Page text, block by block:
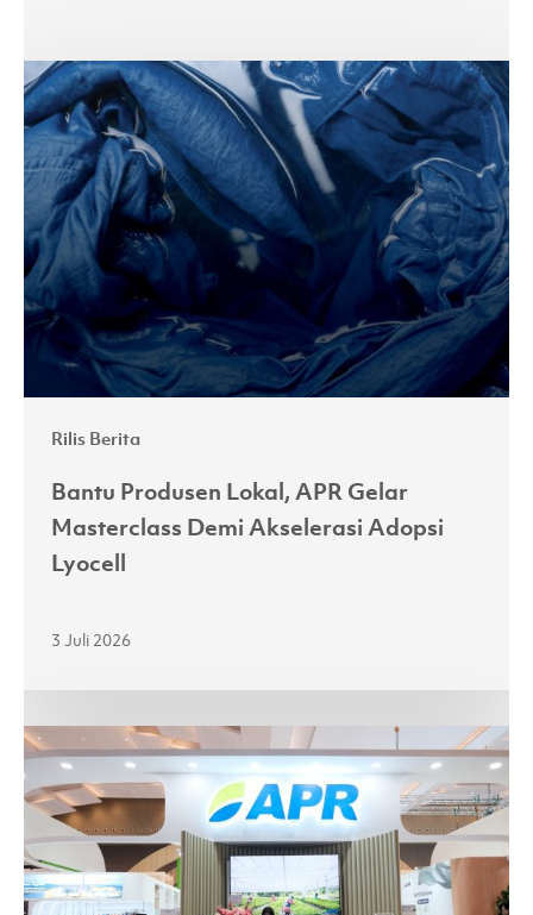
Rilis Berita
Bantu
Produsen
Lokal,
APR
Gelar
Masterclass
Demi
Akselerasi
Adopsi
Lyocell
Bantu Produsen Lokal, APR Gelar
Masterclass Demi Akselerasi Adopsi
Lyocell
3 Juli 2026
Melalui
Kemitraan
yang
Kuat,
APR
Jajaki